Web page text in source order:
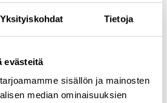
Yksityiskohdat Tietoja
evästeitä
sisällön ja mainosten
median ominaisuuksien
hinnat ja käyttääksesi